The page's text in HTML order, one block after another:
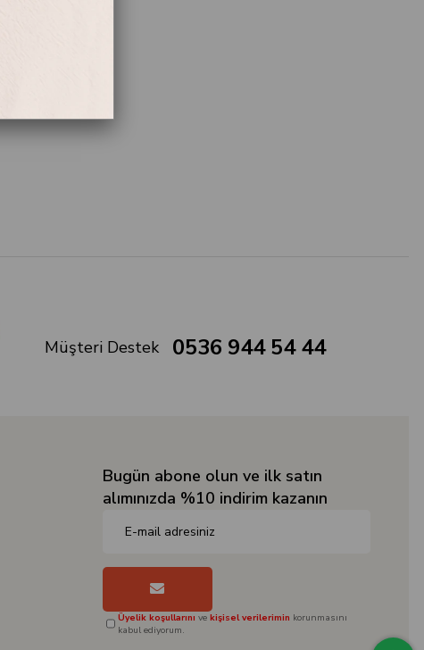
Müşteri Destek 0536 944 54 44
Bugün abone olun ve ilk satın
alımınızda %10 indirim kazanın
Üyelik koşullarını vekişisel verilerimin korunmasını
kabul ediyorum.